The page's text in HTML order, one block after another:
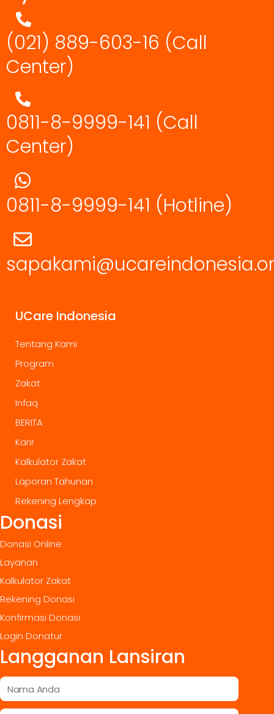
(021) 889-603-16 (Call
Center)
0811-8-9999-141 (Call
Center)
0811-8-9999-141 (Hotline)
UCare Indonesia
Tentang Kami
Program
Zakat
Infaq
BERITA
Karir
Kalkulator Zakat
Laporan Tahunan
Rekening Lengkap
Donasi
Donasi Online
Layanan
Kalkulator Zakat
Rekening Donasi
Konfirmasi Donasi
Login Donatur
Langganan Lansiran